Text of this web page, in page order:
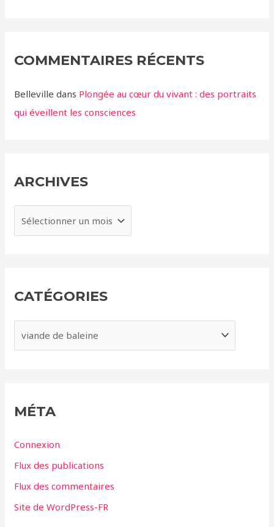
COMMENTAIRES RÉCENTS
Belleville dans Plongée au cœur du vivant : des portraits
qui éveillent les consciences
ARCHIVES
r
e
CATÉGORIES
a
r
MÉTA
Connexion
Flux des publications
Flux des commentaires
Site de WordPress-FR